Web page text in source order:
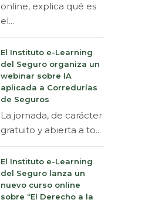
online, explica qué es
el...
El Instituto e-Learning
del Seguro organiza un
webinar sobre IA
aplicada a Corredurías
de Seguros
La jornada, de carácter
gratuito y abierta a to...
El Instituto e-Learning
del Seguro lanza un
nuevo curso online
sobre “El Derecho a la